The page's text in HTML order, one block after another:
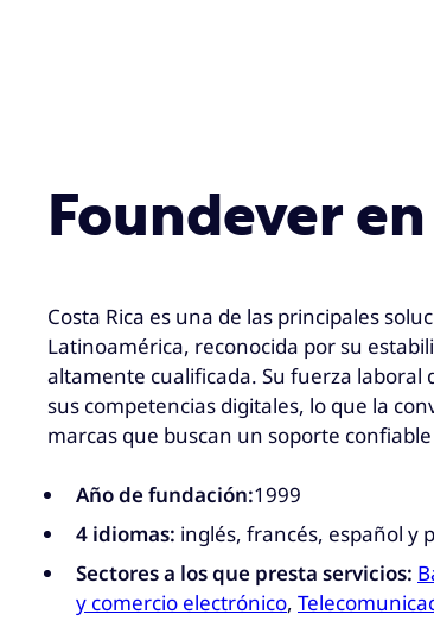
Foundever
Costa Rica es una de las principales
Latinoamérica, reconocida por su
altamente cualificada. Su fuerza laboral
sus competencias digitales, lo que la
marcas que buscan un soporte
Año de fundación:1999
4 idiomas: inglés, francés, español y
Sectores a los que presta servicios:
y comercio electrónico,